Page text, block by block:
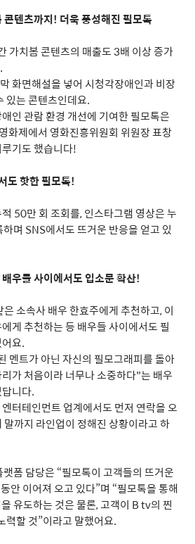
콘텐츠까지! 더욱 풍성해진 필모톡
가치봄 콘텐츠의 매출도3배 이상 증가
.
화면해설을 넣어 시청각장애인과 비장
있는 콘텐츠인데요.
인 관람 환경 개선에 기여한 필모톡은
화제에서 영화진흥위원회 위원장 표창
기도 했습니다!
도 핫한 필모톡!
50만 회 조회를,인스타그램 영상은 누
며 SNS에서도 뜨거운 반응을 얻고 있
우들 사이에서도 입소문 확산!
소속사 배우 한효주에게 추천하고,이
게 추천하는 등 배우들 사이에서도 필
요.
멘트가 아닌 자신의 필모그래피를 돌아
가 처음이라 너무나 소중하다"는 배우
니다.
터테인먼트 업계에서도 먼저 연락을 오
까지 라인업이 정해진 상황이라고 하
폼 담당은 “필모톡이 고객들의 뜨거운
안 이어져 오고 있다”며 “필모톡을 통해
유도하는 것은 물론,고객이 B tv의 찐
력할 것”이라고 말했어요.